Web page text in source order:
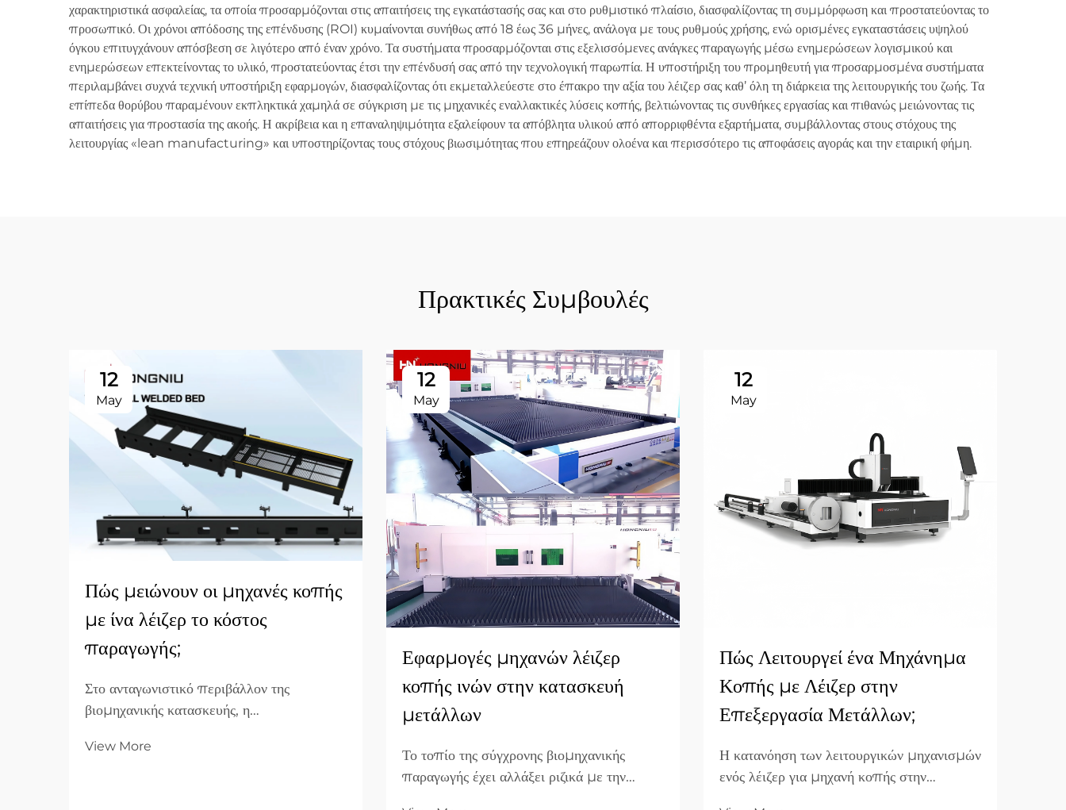
χαρακτηριστικά ασφαλείας, τα οποία προσαρμόζονται στις απαιτήσεις της εγκατάστασής σας και στο ρυθμιστικό πλαίσιο, διασφαλίζοντας τη συμμόρφωση και προστατεύοντας το
προσωπικό. Οι χρόνοι απόδοσης της επένδυσης (ROI) κυμαίνονται συνήθως από 18 έως 36 μήνες, ανάλογα με τους ρυθμούς χρήσης, ενώ ορισμένες εγκαταστάσεις υψηλού
όγκου επιτυγχάνουν απόσβεση σε λιγότερο από έναν χρόνο. Τα συστήματα προσαρμόζονται στις εξελισσόμενες ανάγκες παραγωγής μέσω ενημερώσεων λογισμικού και
ενημερώσεων επεκτείνοντας το υλικό, προστατεύοντας έτσι την επένδυσή σας από την τεχνολογική παρωπία. Η υποστήριξη του προμηθευτή για προσαρμοσμένα συστήματα
περιλαμβάνει συχνά τεχνική υποστήριξη εφαρμογών, διασφαλίζοντας ότι εκμεταλλεύεστε στο έπακρο την αξία του λέιζερ σας καθ’ όλη τη διάρκεια της λειτουργικής του ζωής. Τα
επίπεδα θορύβου παραμένουν εκπληκτικά χαμηλά σε σύγκριση με τις μηχανικές εναλλακτικές λύσεις κοπής, βελτιώνοντας τις συνθήκες εργασίας και πιθανώς μειώνοντας τις
απαιτήσεις για προστασία της ακοής. Η ακρίβεια και η επαναληψιμότητα εξαλείφουν τα απόβλητα υλικού από απορριφθέντα εξαρτήματα, συμβάλλοντας στους στόχους της
λειτουργίας «lean manufacturing» και υποστηρίζοντας τους στόχους βιωσιμότητας που επηρεάζουν ολοένα και περισσότερο τις αποφάσεις αγοράς και την εταιρική φήμη.
Πρακτικές Συμβουλές
12
May
Πώς μειώνουν οι μηχανές κοπής
με ίνα λέιζερ το κόστος
παραγωγής;
Στο ανταγωνιστικό περιβάλλον της
βιομηχανικής κατασκευής, η
γέφυρα μεταξύ ενός εργαστηρίου που
View More
12
May
Εφαρμογές μηχανών λέιζερ
κοπής ινών στην κατασκευή
μετάλλων
Το τοπίο της σύγχρονης βιομηχανικής
παραγωγής έχει αλλάξει ριζικά με την
12
May
Πώς Λειτουργεί ένα Μηχάνημα
Κοπής με Λέιζερ στην
Επεξεργασία Μετάλλων;
Η κατανόηση των λειτουργικών μηχανισμών
ενός λέιζερ για μηχανή κοπής στην